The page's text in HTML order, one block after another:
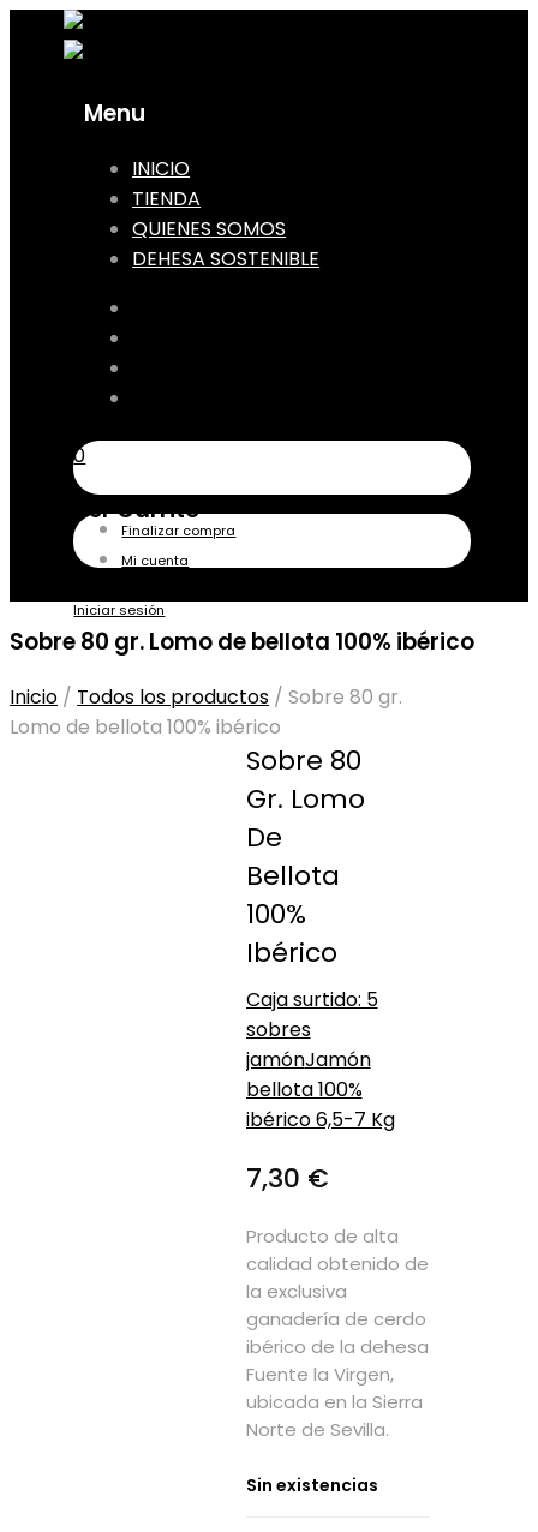
Menu
Skip
content
INICIO
TIENDA
QUIENES SOMOS
DEHESA SOSTENIBLE
0
Ver Carrito
Finalizar compra
Mi cuenta
Iniciar sesión
Sobre 80 gr. Lomo de bellota 100% ibérico
Inicio / Todos los productos / Sobre 80 gr.
Lomo de bellota 100% ibérico
Sobre 80
Gr. Lomo
De
Bellota
100%
Ibérico
Caja surtido: 5
sobres
jamónJamón
bellota 100%
ibérico 6,5-7 Kg
7,30 €
Producto de alta
calidad obtenido de
la exclusiva
ganadería de cerdo
ibérico de la dehesa
Fuente la Virgen,
ubicada en la Sierra
Norte de Sevilla.
Sin existencias